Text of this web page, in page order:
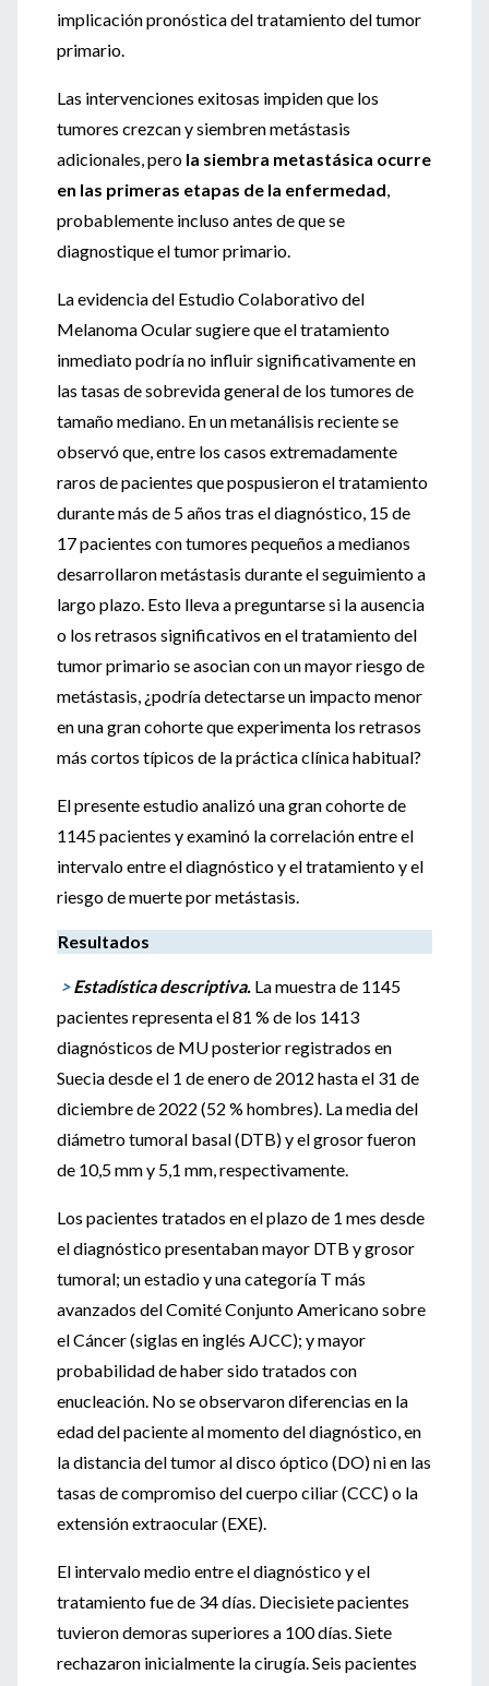
implicación pronóstica del tratamiento del tumor
primario.
Las intervenciones exitosas impiden que los
tumores crezcan y siembren metástasis
adicionales, pero la siembra metastásica ocurre
en las primeras etapas de la enfermedad,
probablemente incluso antes de que se
diagnostique el tumor primario.
La evidencia del Estudio Colaborativo del
Melanoma Ocular sugiere que el tratamiento
inmediato podría no influir significativamente en
las tasas de sobrevida general de los tumores de
tamaño mediano. En un metanálisis reciente se
observó que, entre los casos extremadamente
raros de pacientes que pospusieron el tratamiento
durante más de 5 años tras el diagnóstico, 15 de
17 pacientes con tumores pequeños a medianos
desarrollaron metástasis durante el seguimiento a
largo plazo. Esto lleva a preguntarse si la ausencia
o los retrasos significativos en el tratamiento del
tumor primario se asocian con un mayor riesgo de
metástasis, ¿podría detectarse un impacto menor
en una gran cohorte que experimenta los retrasos
más cortos típicos de la práctica clínica habitual?
El presente estudio analizó una gran cohorte de
1145 pacientes y examinó la correlación entre el
intervalo entre el diagnóstico y el tratamiento y el
riesgo de muerte por metástasis.
Resultados
>Estadística descriptiva. La muestra de 1145
pacientes representa el 81 % de los 1413
diagnósticos de MU posterior registrados en
Suecia desde el 1 de enero de 2012 hasta el 31 de
diciembre de 2022 (52 % hombres). La media del
diámetro tumoral basal (DTB) y el grosor fueron
de 10,5 mm y 5,1 mm, respectivamente.
Los pacientes tratados en el plazo de 1 mes desde
el diagnóstico presentaban mayor DTB y grosor
tumoral; un estadio y una categoría T más
avanzados del Comité Conjunto Americano sobre
el Cáncer (siglas en inglés AJCC); y mayor
probabilidad de haber sido tratados con
enucleación. No se observaron diferencias en la
edad del paciente al momento del diagnóstico, en
la distancia del tumor al disco óptico (DO) ni en las
tasas de compromiso del cuerpo ciliar (CCC) o la
extensión extraocular (EXE).
El intervalo medio entre el diagnóstico y el
tratamiento fue de 34 días. Diecisiete pacientes
tuvieron demoras superiores a 100 días. Siete
rechazaron inicialmente la cirugía. Seis pacientes